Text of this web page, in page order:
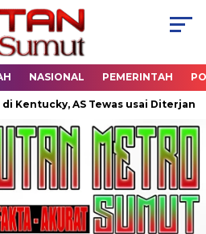
NASIONAL PEMERINTAH
AS Tewas usai Diterjang